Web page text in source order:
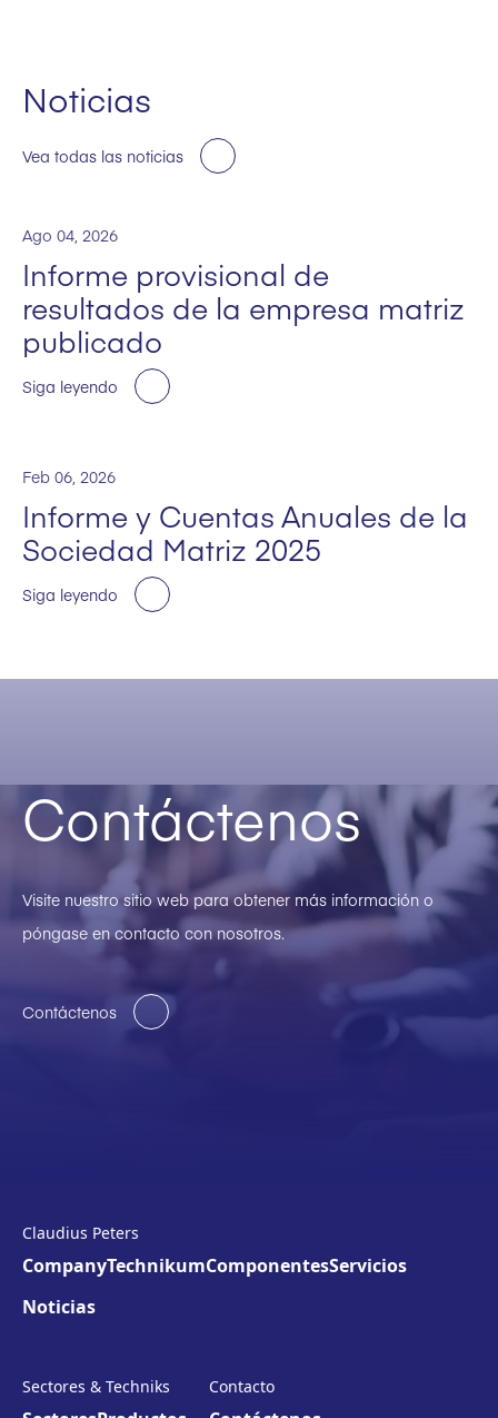
Noticias
Vea todas las noticias
Ago 04, 2026
Informe provisional de
resultados de la empresa matriz
publicado
Siga leyendo
Feb 06, 2026
Informe y Cuentas Anuales de la
Sociedad Matriz 2025
Siga leyendo
Contáctenos
Visite nuestro sitio web para obtener más información o
póngase en contacto con nosotros.
Contáctenos
Claudius Peters
CompanyTechnikumComponentesServicios
Noticias
Sectores & Techniks Contacto